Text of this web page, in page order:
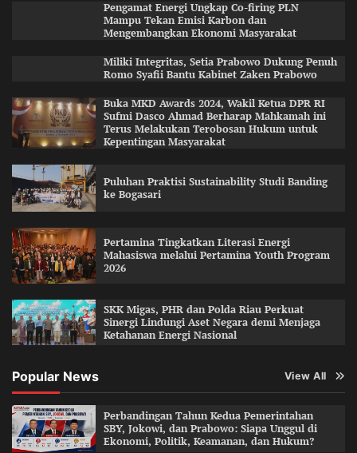
Pengamat Energi Ungkap Co-firing PLN
Mampu Tekan Emisi Karbon dan
Mengembangkan Ekonomi Masyarakat
Miliki Integritas, Setia Prabowo Dukung Penuh
Romo Syafii Bantu Kabinet Zaken Prabowo
Buka MKD Awards 2024, Wakil Ketua DPR RI
Sufmi Dasco Ahmad Berharap Mahkamah ini
Terus Melakukan Terobosan Hukum untuk
Kepentingan Masyarakat
Puluhan Praktisi Sustainability Studi Banding
ke Bogasari
Pertamina Tingkatkan Literasi Energi
Mahasiswa melalui Pertamina Youth Program
2026
SKK Migas, PHR dan Polda Riau Perkuat
Sinergi Lindungi Aset Negara demi Menjaga
Ketahanan Energi Nasional
Popular News View All
Perbandingan Tahun Kedua Pemerintahan
SBY, Jokowi, dan Prabowo: Siapa Unggul di
Ekonomi, Politik, Keamanan, dan Hukum?